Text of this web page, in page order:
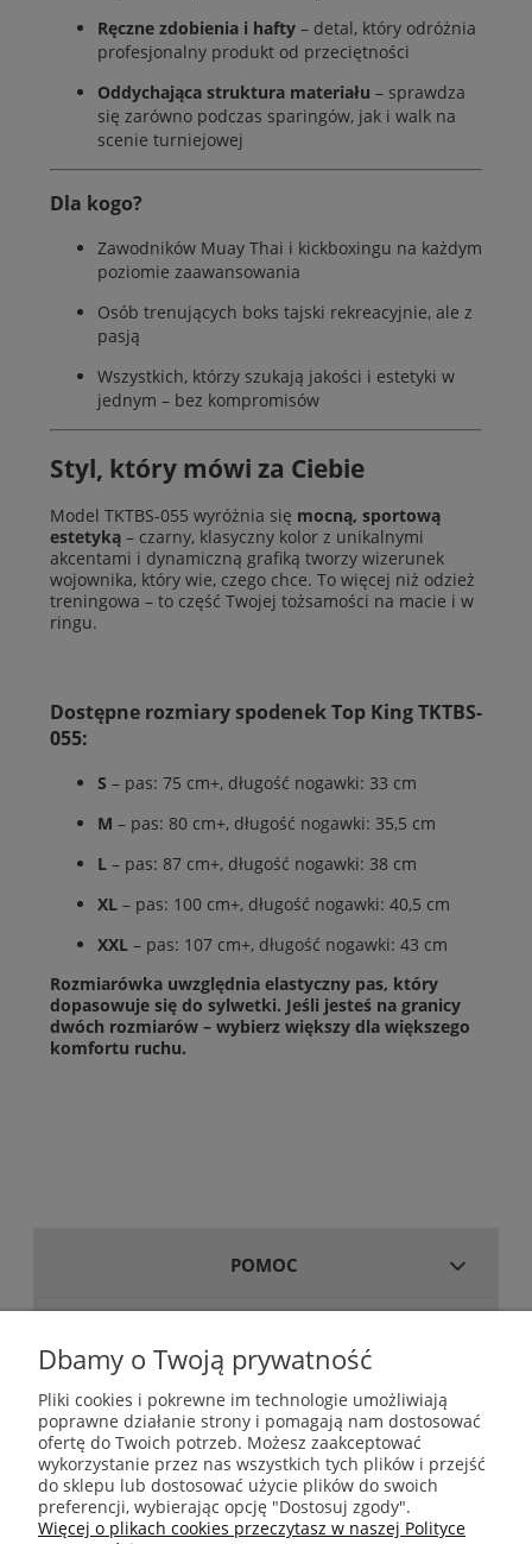
Ręczne zdobienia i hafty – detal, który odróżnia
profesjonalny produkt od przeciętności
Oddychająca struktura materiału – sprawdza
się zarówno podczas sparingów, jak i walk na
scenie turniejowej
Dla kogo?
Zawodników Muay Thai i kickboxingu na każdym
poziomie zaawansowania
Osób trenujących boks tajski rekreacyjnie, ale z
pasją
Wszystkich, którzy szukają jakości i estetyki w
jednym – bez kompromisów
Styl, który mówi za Ciebie
Model TKTBS‑055 wyróżnia się mocną, sportową
estetyką – czarny, klasyczny kolor z unikalnymi
akcentami i dynamiczną grafiką tworzy wizerunek
wojownika, który wie, czego chce. To więcej niż odzież
treningowa – to część Twojej tożsamości na macie i w
ringu.
Dostępne rozmiary spodenek Top King TKTBS-
055:
S – pas: 75 cm+, długość nogawki: 33 cm
M – pas: 80 cm+, długość nogawki: 35,5 cm
L – pas: 87 cm+, długość nogawki: 38 cm
XL – pas: 100 cm+, długość nogawki: 40,5 cm
XXL – pas: 107 cm+, długość nogawki: 43 cm
Rozmiarówka uwzględnia elastyczny pas, który
dopasowuje się do sylwetki. Jeśli jesteś na granicy
dwóch rozmiarów – wybierz większy dla większego
komfortu ruchu.
POMOC
MOJE KONTO
GWARANCJA I ZWROTY
INFORMACJE
Dbamy o Twoją prywatność
Pliki cookies i pokrewne im technologie umożliwiają
poprawne działanie strony i pomagają nam dostosować
ofertę do Twoich potrzeb. Możesz zaakceptować
wykorzystanie przez nas wszystkich tych plików i przejść
do sklepu lub dostosować użycie plików do swoich
preferencji, wybierając opcję "Dostosuj zgody".
Więcej o plikach cookies przeczytasz w naszej Polityce